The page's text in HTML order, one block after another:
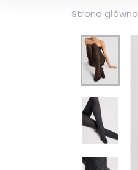
Strona główna